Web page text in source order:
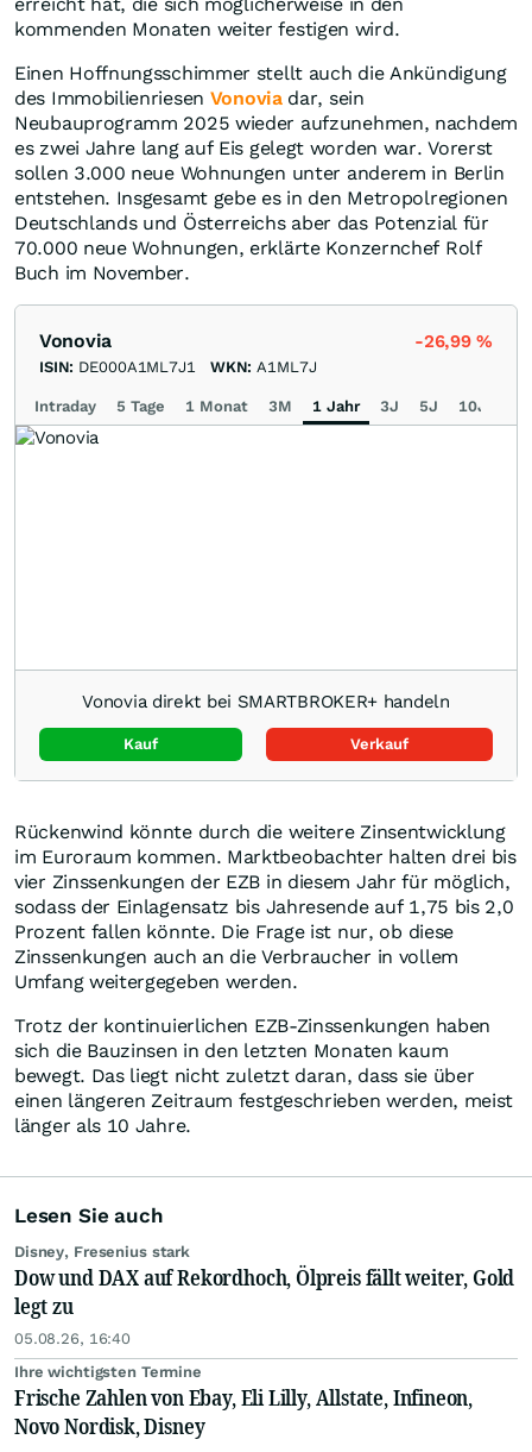
kommenden Monaten weiter festigen wird.
Einen Hoffnungsschimmer stellt auch die Ankündigung
des Immobilienriesen Vonoviadar, sein
Neubauprogramm 2025 wieder aufzunehmen, nachdem
es zwei Jahre lang auf Eis gelegt worden war. Vorerst
sollen 3.000 neue Wohnungen unter anderem in Berlin
entstehen. Insgesamt gebe es in den Metropolregionen
Deutschlands und Österreichs aber das Potenzial für
70.000 neue Wohnungen, erklärte Konzernchef Rolf
Buch im November.
Vonovia -26,99%
ISIN: DE000A1ML7J1 WKN: A1ML7J
Intraday 5 Tage 1 Monat 3M 1 Jahr 3J 5J 10J
Vonovia direkt bei SMARTBROKER+ handeln
Kauf Verkauf
Rückenwind könnte durch die weitere Zinsentwicklung
im Euroraum kommen. Marktbeobachter halten drei bis
vier Zinssenkungen der EZB in diesem Jahr für möglich,
sodass der Einlagensatz bis Jahresende auf 1,75 bis 2,0
Prozent fallen könnte. Die Frage ist nur, ob diese
Zinssenkungen auch an die Verbraucher in vollem
Umfang weitergegeben werden.
Trotz der kontinuierlichen EZB-Zinssenkungen haben
sich die Bauzinsen in den letzten Monaten kaum
bewegt. Das liegt nicht zuletzt daran, dass sie über
einen längeren Zeitraum festgeschrieben werden, meist
länger als 10 Jahre.
Lesen Sie auch
Disney, Fresenius stark
Dow und DAX auf Rekordhoch, Ölpreis fällt weiter, Gold
legt zu
05.08.26, 16:40
Ihre wichtigsten Termine
Frische Zahlen von Ebay, Eli Lilly, Allstate, Infineon,
Novo Nordisk, Disney